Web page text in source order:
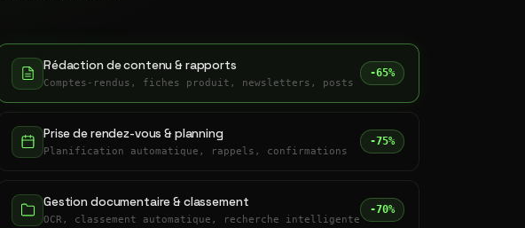
Rédaction de contenu & rapports
Comptes-rendus, fiches produit, newsletters, posts
-65%
Prise de rendez-vous & planning
Planification automatique, rappels, confirmations
-75%
Gestion documentaire & classement
OCR, classement automatique, recherche intelligente
-70%